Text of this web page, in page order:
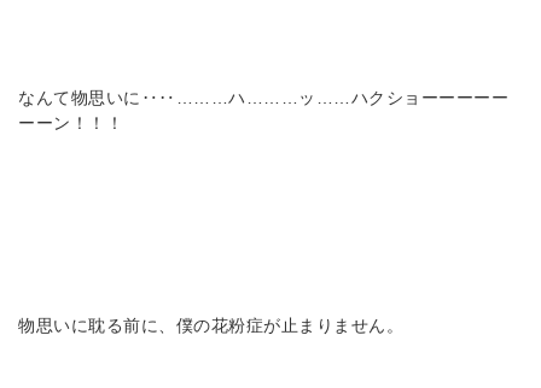
なんて物思いに‥‥………ハ………ッ……ハクショーーーーー
ーーン！！！
物思いに耽る前に、僕の花粉症が止まりません。